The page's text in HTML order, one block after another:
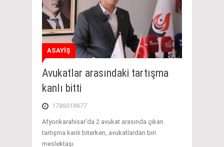
ASAYİŞ
Avukatlar arasındaki tartışma
kanlı bitti
1786018677
Afyonkarahisar'da 2 avukat arasında çıkan
tartışma kanlı biterken, avukatlardan biri
meslektaşı